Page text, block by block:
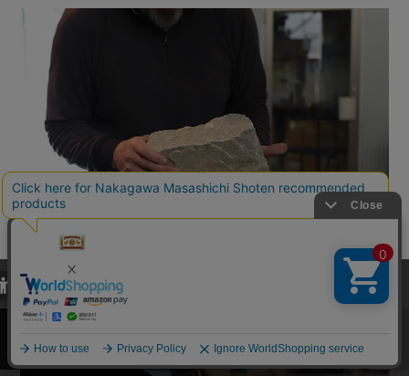
当サイトでは、当サイト内における閲覧履歴・属性情報などの取得およ
び利便性向上のためにクッキー（Cookie）を使用いたします。詳細に
関しては「プライバシーポリシー
承諾する